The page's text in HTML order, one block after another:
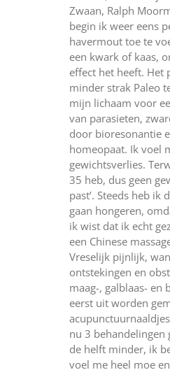
Zwaan, Ralph
begin ik weer eens
havermout toe te
een kwark of kaas,
effect het heeft. Het
minder strak Paleo
mijn lichaam voor
van parasieten,
door bioresonantie
homeopaat. Ik voel
gewichtsverlies.
35 heb, dus geen
past’. Steeds heb ik
gaan hongeren,
ik wist dat ik echt
een Chinese
Vreselijk pijnlijk,
ontstekingen en
maag-, galblaas- en
eerst uit worden
nu 3 behandelingen
de helft minder, ik
voel me heel moe